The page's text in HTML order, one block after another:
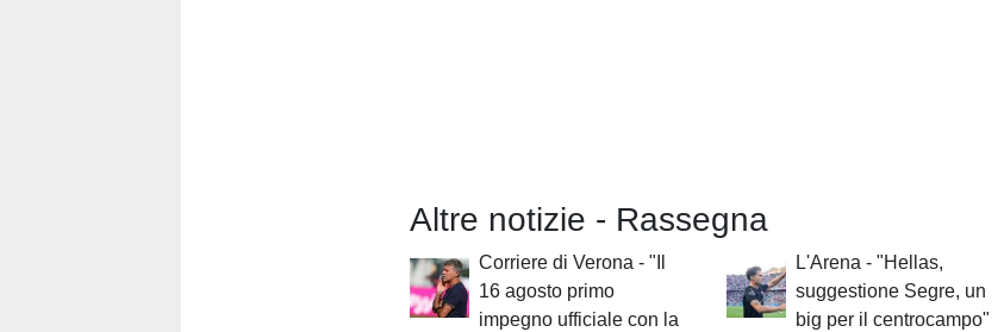
Altre notizie - Rassegna
Corriere di Verona - "Il
16 agosto primo
impegno ufficiale con la
L'Arena - "Hellas,
suggestione Segre, un
big per il centrocampo"